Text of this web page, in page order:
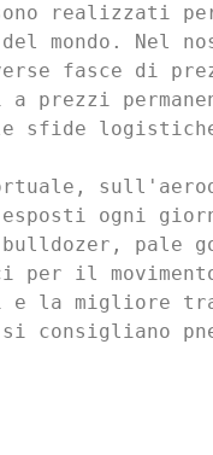
realizzati
mondo. Nel
fasce di
prezzi
sfide
ogni
pale
per il
e la migliore
consigliano